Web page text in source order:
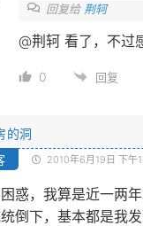
回复给 荆轲
@荆轲看了，不过
0 回复
的洞
2010年6月19日 下午
惑，我算是近一两
倒下，基本都是我